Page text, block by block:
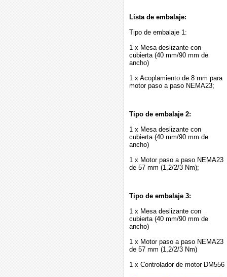
Lista de embalaje:
Tipo de embalaje 1:
1 x Mesa deslizante con
cubierta (40 mm/90 mm de
ancho)
1 x Acoplamiento de 8 mm para
motor paso a paso NEMA23;
Tipo de embalaje 2:
1 x Mesa deslizante con
cubierta (40 mm/90 mm de
ancho)
1 x Motor paso a paso NEMA23
de 57 mm (1,2/2/3 Nm);
Tipo de embalaje 3:
1 x Mesa deslizante con
cubierta (40 mm/90 mm de
ancho)
1 x Motor paso a paso NEMA23
de 57 mm (1,2/2/3 Nm)
1 x Controlador de motor DM556